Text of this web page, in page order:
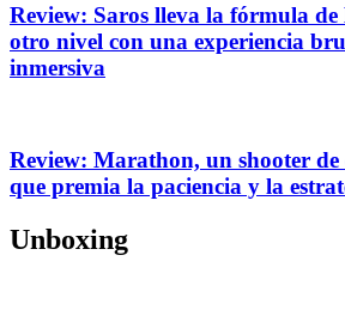
Review: Saros lleva la fórmula de
otro nivel con una experiencia
inmersiva
Review: Marathon, un shooter de
que premia la paciencia y la
Unboxing